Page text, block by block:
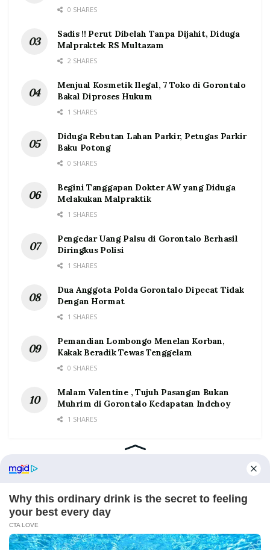
0 SHARES
Sadis !! Perut Dibelah Tanpa Dijahit, Diduga
Malpraktek RS Multazam
2 SHARES
Menjual Kosmetik Ilegal, 7 Toko di Gorontalo
Bakal Diproses Hukum
1 SHARES
Diduga Rebutan Lahan Parkir, Petugas Parkir
Baku Potong
0 SHARES
Begini Tanggapan Dokter AW yang Diduga
Melakukan Malpraktik
1 SHARES
Pengedar Uang Palsu di Gorontalo Berhasil
Diringkus Polisi
1 SHARES
Dua Anggota Polda Gorontalo Dipecat Tidak
Dengan Hormat
1 SHARES
Pemandian Lombongo Menelan Korban,
Kakak Beradik Tewas Tenggelam
0 SHARES
Malam Valentine , Tujuh Pasangan Bukan
Muhrim di Gorontalo Kedapatan Indehoy
1 SHARES
Home Tentang Kontak Redaksi Pedoman Media Siber